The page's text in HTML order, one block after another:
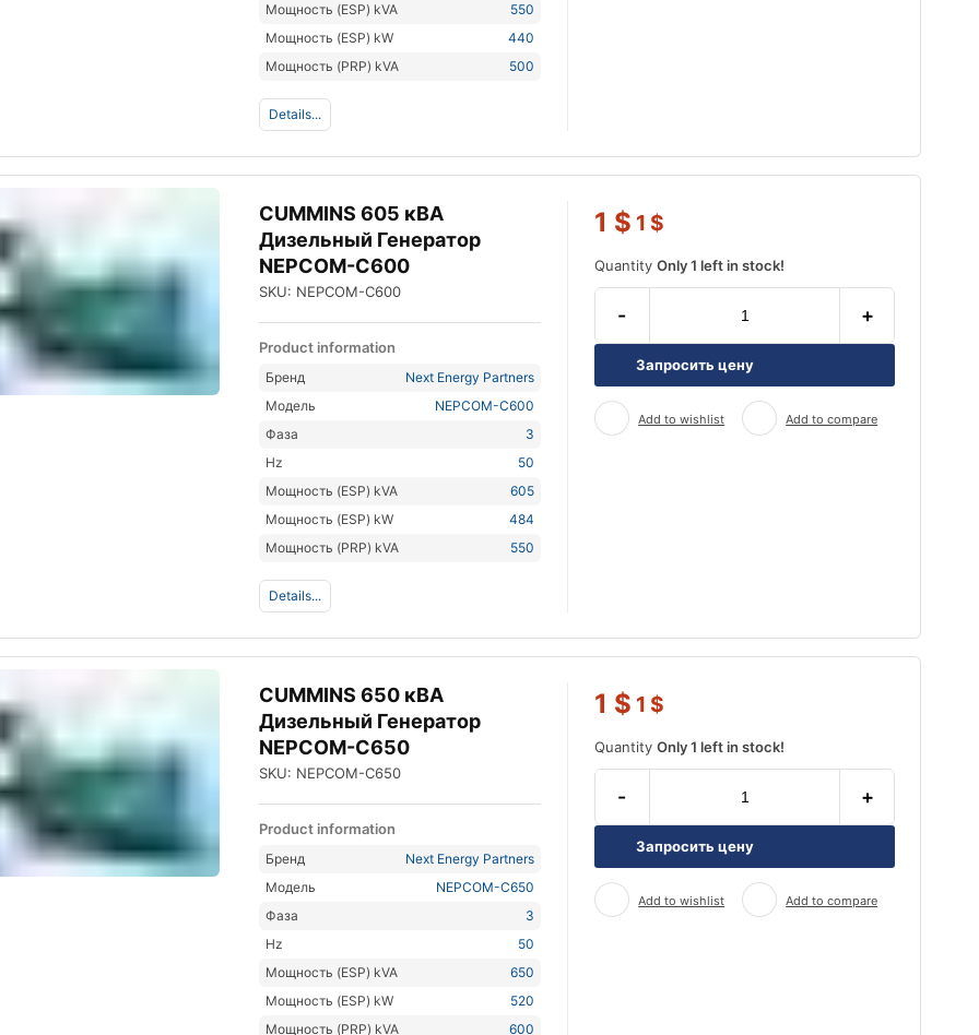
Мощность (ESP) kVA
550
Мощность (ESP) kW
440
Мощность (PRP) kVA
500
Details...
CUMMINS 605 кВА
Дизельный Генератор
NEPCOM-C600
SKU: NEPCOM-C600
Product information
Бренд
Next Energy Partners
Модель
NEPCOM-C600
Фаза
3
Hz
50
Мощность (ESP) kVA
605
Мощность (ESP) kW
484
Мощность (PRP) kVA
550
Details...
1 $ 1 $
QuantityOnly 1 left in stock!
- +
Запросить цену
Add to wishlist Add to compare
CUMMINS 650 кВА
Дизельный Генератор
NEPCOM-C650
SKU: NEPCOM-C650
Product information
Бренд
Next Energy Partners
Модель
NEPCOM-C650
Фаза
3
Hz
50
Мощность (ESP) kVA
650
Мощность (ESP) kW
520
Мощность (PRP) kVA
600
1 $ 1 $
QuantityOnly 1 left in stock!
- +
Запросить цену
Add to wishlist Add to compare